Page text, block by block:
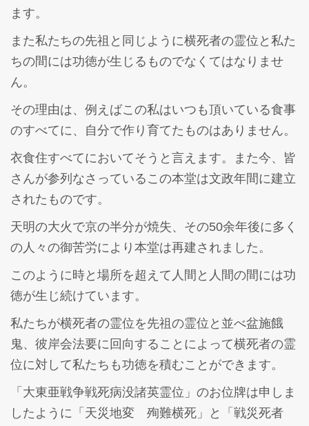
ます。
また私たちの先祖と同じように横死者の霊位と私た
ちの間には功徳が生じるものでなくてはなりませ
ん。
その理由は、例えばこの私はいつも頂いている食事
のすべてに、自分で作り育てたものはありません。
衣食住すべてにおいてそうと言えます。また今、皆
さんが参列なさっているこの本堂は文政年間に建立
されたものです。
天明の大火で京の半分が焼失、その50余年後に多く
の人々の御苦労により本堂は再建されました。
このように時と場所を超えて人間と人間の間には功
徳が生じ続けています。
私たちが横死者の霊位を先祖の霊位と並べ盆施餓
鬼、彼岸会法要に回向することによって横死者の霊
位に対して私たちも功徳を積むことができます。
「大東亜戦争戦死病没諸英霊位」のお位牌は申しま
したように「天災地変 殉難横死」と「戦災死者